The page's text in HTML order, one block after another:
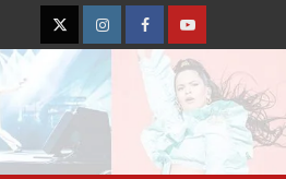
TwitterInstagramFacebookYouTube